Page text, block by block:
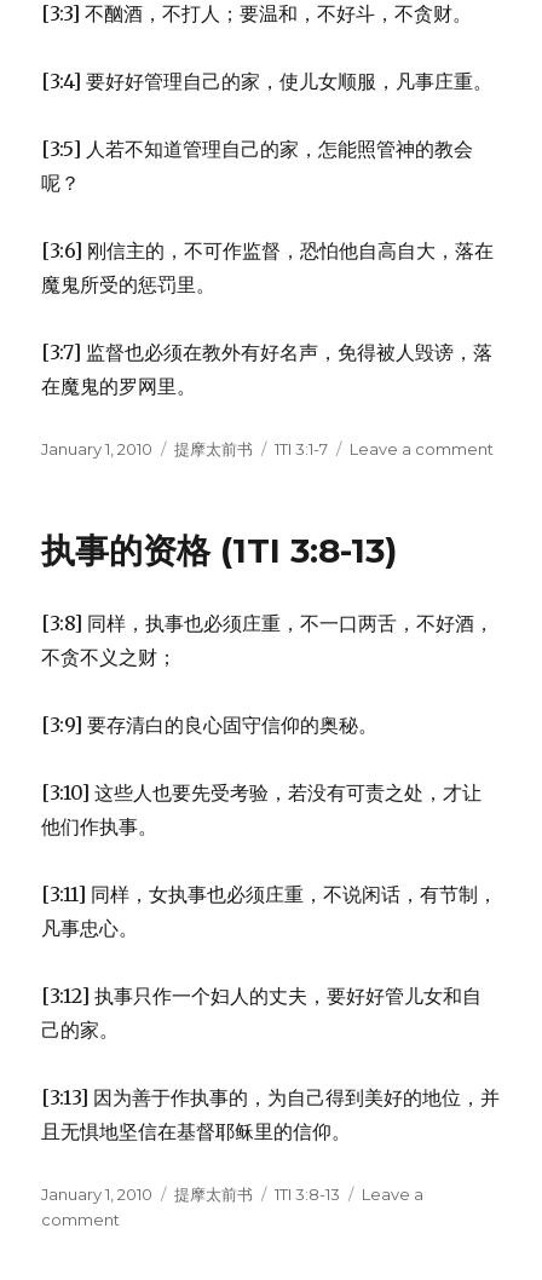
[3:3] 不酗酒，不打人；要温和，不好斗，不贪财。
[3:4] 要好好管理自己的家，使儿女顺服，凡事庄重。
[3:5] 人若不知道管理自己的家，怎能照管神的教会
呢？
[3:6] 刚信主的，不可作监督，恐怕他自高自大，落在
魔鬼所受的惩罚里。
[3:7] 监督也必须在教外有好名声，免得被人毁谤，落
在魔鬼的罗网里。
Posted
January 1, 2010 Categories
提摩太前书 Tags
1TI 3:1-7 Leave a comment
执事的资格 (1TI 3:8-13)
[3:8] 同样，执事也必须庄重，不一口两舌，不好酒，
不贪不义之财；
[3:9] 要存清白的良心固守信仰的奥秘。
[3:10] 这些人也要先受考验，若没有可责之处，才让
他们作执事。
[3:11] 同样，女执事也必须庄重，不说闲话，有节制，
凡事忠心。
[3:12] 执事只作一个妇人的丈夫，要好好管儿女和自
己的家。
[3:13] 因为善于作执事的，为自己得到美好的地位，并
且无惧地坚信在基督耶稣里的信仰。
Posted
on
January 1, 2010 Categories
提摩太前书 Tags
1TI 3:8-13
Leave a
comment